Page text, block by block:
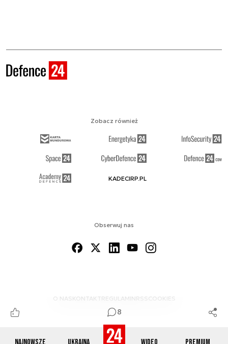
8
Obserwuj nas
O NAS KONTAKTREGULAMINRSS COOKIES
Zobacz również
KADECIRP.PL